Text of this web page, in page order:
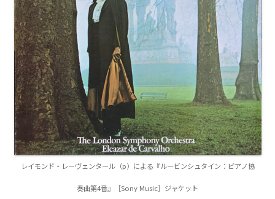
レイモンド・レーヴェンタール（p）による『ルービンシュタイン：ピアノ協
奏曲第4番』［Sony Music］ジャケット